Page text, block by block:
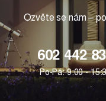
Ozvěte se nám –
602 442
Po-Pá: 9:00 -